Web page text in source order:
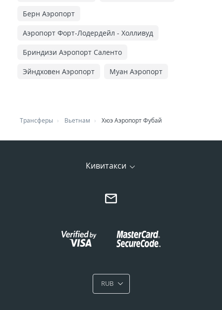
Берн Аэропорт
Аэропорт Форт-Лодердейл - Холливуд
Бриндизи Аэропорт Саленто
Эйндховен Аэропорт Муан Аэропорт
Трансферы Вьетнам Хюэ Аэропорт Фубай
Кивитакси
RUB